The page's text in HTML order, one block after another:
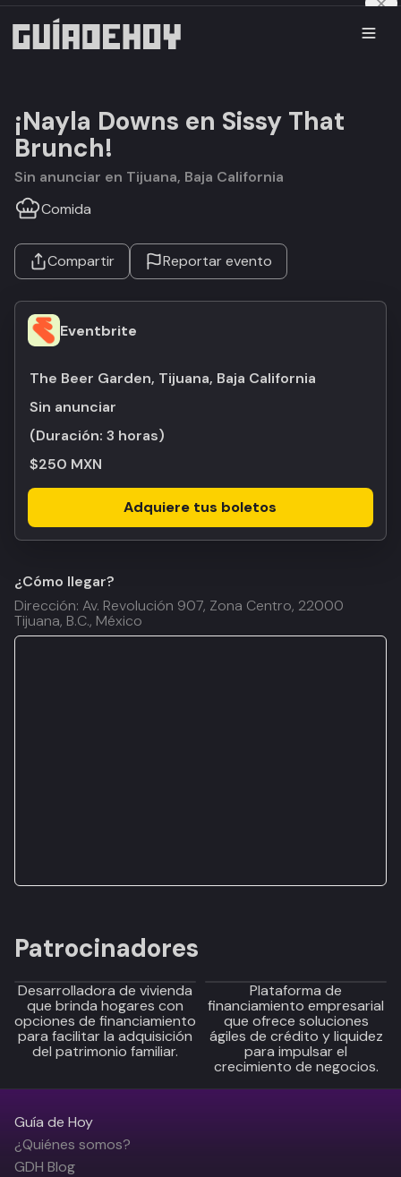
¡Nayla Downs en Sissy That
Brunch!
Sin anunciar en Tijuana, Baja California
Comida
Compartir Reportar evento
Eventbrite
The Beer Garden, Tijuana, Baja California
Sin anunciar
(Duración: 3 horas)
$250 MXN
Adquiere tus boletos
¿Cómo llegar?
Dirección: Av. Revolución 907, Zona Centro, 22000
Tijuana, B.C., México
Patrocinadores
Desarrolladora de vivienda
que brinda hogares con
opciones de financiamiento
para facilitar la adquisición
del patrimonio familiar.
Plataforma de
financiamiento empresarial
que ofrece soluciones
ágiles de crédito y liquidez
para impulsar el
crecimiento de negocios.
Guía de Hoy
¿Quiénes somos?
GDH Blog